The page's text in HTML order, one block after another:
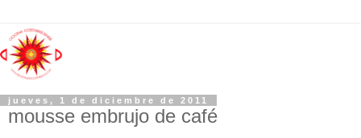
jueves, 1 de diciembre de 2011
mousse embrujo de café